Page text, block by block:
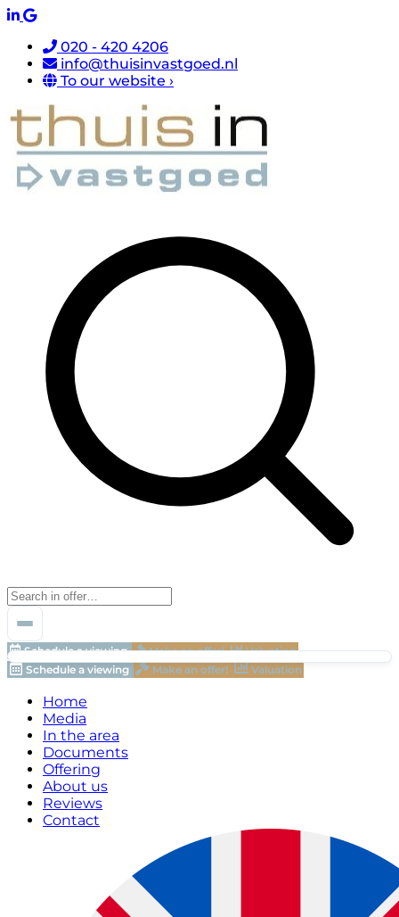
020 - 420 4206
info@thuisinvastgoed.nl
To our website ›
Schedule a viewing Make an offer!
Valuation
Schedule a viewing
Make an offer! Valuation
Home
Media
In the area
Documents
Offering
About us
Reviews
Contact